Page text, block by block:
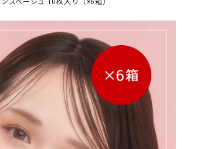
スベージュ 10枚入り（×6箱）